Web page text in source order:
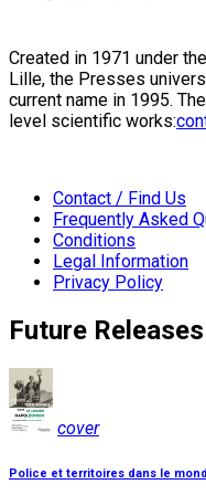
Created in 1971 under
Lille, the Presses
current name in 1995.
level scientific works:
Contact / Find Us
Frequently Asked
Conditions
Legal Information
Privacy Policy
Future Releases
cover
Police et territoires dans le